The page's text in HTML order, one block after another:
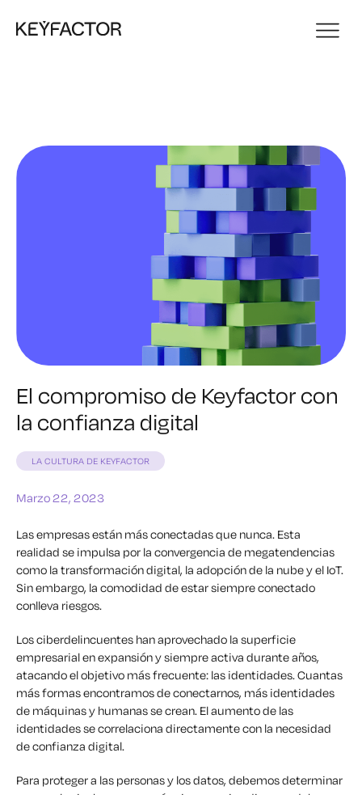
El compromiso de Keyfactor con
la confianza digital
LA CULTURA DE KEYFACTOR
Marzo 22, 2023
Las empresas están más conectadas que nunca. Esta
realidad se impulsa por la convergencia de megatendencias
como la transformación digital, la adopción de la nube y el IoT.
Sin embargo, la comodidad de estar siempre conectado
conlleva riesgos.
Los ciberdelincuentes han aprovechado la superficie
empresarial en expansión y siempre activa durante años,
atacando el objetivo más frecuente: las identidades. Cuantas
más formas encontramos de conectarnos, más identidades
de máquinas y humanas se crean. El aumento de las
identidades se correlaciona directamente con la necesidad
de confianza digital.
Para proteger a las personas y los datos, debemos determinar